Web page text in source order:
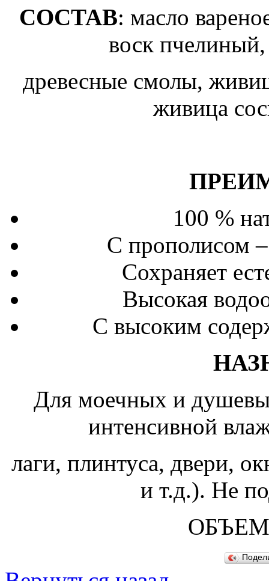
СОСТАВ: масло
воск
древесные смолы,
живица
100 %
С прополисом
Сохраняет
Высокая
С высоким
Для моечных и
интенсивной
лаги, плинтуса, двери,
и т.д.). Не
ОБЪЕМ: